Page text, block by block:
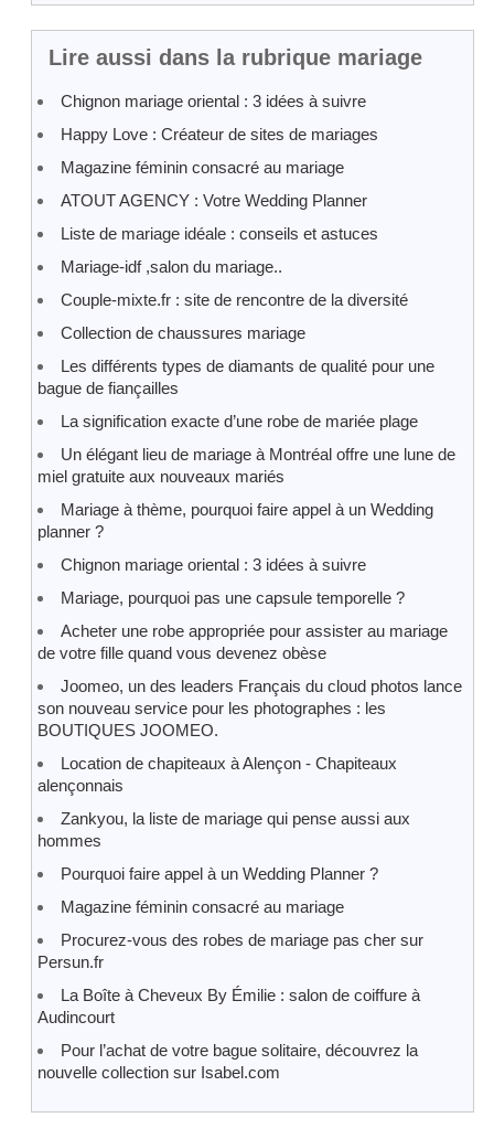
Lire aussi dans la rubrique mariage
Chignon mariage oriental : 3 idées à suivre
Happy Love : Créateur de sites de mariages
Magazine féminin consacré au mariage
ATOUT AGENCY : Votre Wedding Planner
Liste de mariage idéale : conseils et astuces
Mariage-idf ,salon du mariage..
Couple-mixte.fr : site de rencontre de la diversité
Collection de chaussures mariage
Les différents types de diamants de qualité pour une
bague de fiançailles
La signification exacte d’une robe de mariée plage
Un élégant lieu de mariage à Montréal offre une lune de
miel gratuite aux nouveaux mariés
Mariage à thème, pourquoi faire appel à un Wedding
planner ?
Chignon mariage oriental : 3 idées à suivre
Mariage, pourquoi pas une capsule temporelle ?
Acheter une robe appropriée pour assister au mariage
de votre fille quand vous devenez obèse
Joomeo, un des leaders Français du cloud photos lance
son nouveau service pour les photographes : les
BOUTIQUES JOOMEO.
Location de chapiteaux à Alençon - Chapiteaux
alençonnais
Zankyou, la liste de mariage qui pense aussi aux
hommes
Pourquoi faire appel à un Wedding Planner ?
Magazine féminin consacré au mariage
Procurez-vous des robes de mariage pas cher sur
Persun.fr
La Boîte à Cheveux By Émilie : salon de coiffure à
Audincourt
Pour l’achat de votre bague solitaire, découvrez la
nouvelle collection sur Isabel.com